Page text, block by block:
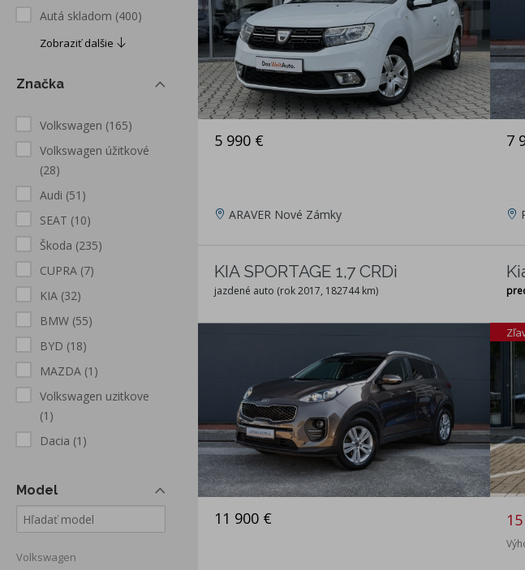
Autá skladom (400)
Zobraziť dalšie
Značka
Volkswagen (165)
Volkswagen úžitkové
(28)
Audi (51)
SEAT (10)
Škoda (235)
CUPRA (7)
KIA (32)
BMW (55)
BYD (18)
MAZDA (1)
Volkswagen uzitkove
(1)
Dacia (1)
Model
Volkswagen
5 990 €
ARAVER Nové Zámky
7
KIA SPORTAGE 1,7 CRDi
jazdené auto (rok 2017, 182744 km)
11 900 €